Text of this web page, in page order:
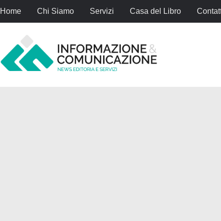
Home Chi Siamo Servizi Casa del Libro